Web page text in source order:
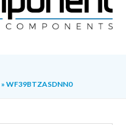
»WF39BTZASDNN0